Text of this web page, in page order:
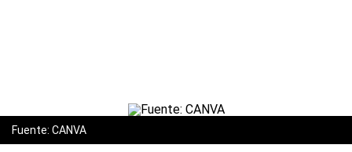
Fuente: CANVA